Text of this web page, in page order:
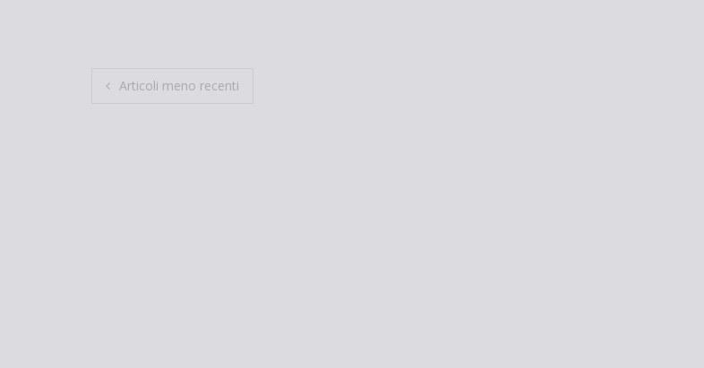
Navigazione
Articoli meno recenti